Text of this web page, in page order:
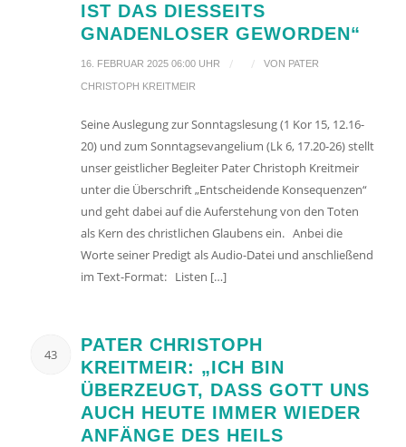
IST DAS DIESSEITS
GNADENLOSER GEWORDEN“
16. FEBRUAR 2025 06:00 UHR / / VON PATER
CHRISTOPH KREITMEIR
Seine Auslegung zur Sonntagslesung (1 Kor 15, 12.16-
20) und zum Sonntagsevangelium (Lk 6, 17.20-26) stellt
unser geistlicher Begleiter Pater Christoph Kreitmeir
unter die Überschrift „Entscheidende Konsequenzen“
und geht dabei auf die Auferstehung von den Toten
als Kern des christlichen Glaubens ein. Anbei die
Worte seiner Predigt als Audio-Datei und anschließend
im Text-Format: Listen […]
43
PATER CHRISTOPH
KREITMEIR: „ICH BIN
ÜBERZEUGT, DASS GOTT UNS
AUCH HEUTE IMMER WIEDER
ANFÄNGE DES HEILS